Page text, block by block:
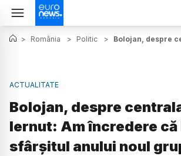
> România > Politic > Bolojan, despre
ACTUALITATE
Bolojan, despre
Iernut: Am încredere că
sfârșitul anului noul